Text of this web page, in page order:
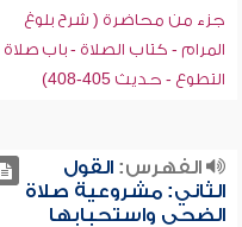
جزء من محاضرة ( شرح بلوغ
المرام - كتاب الصلاة - باب صلاة
التطوع - حديث 405-408)
الفهرس:القول
الثاني: مشروعية صلاة
الضحى واستحبابها